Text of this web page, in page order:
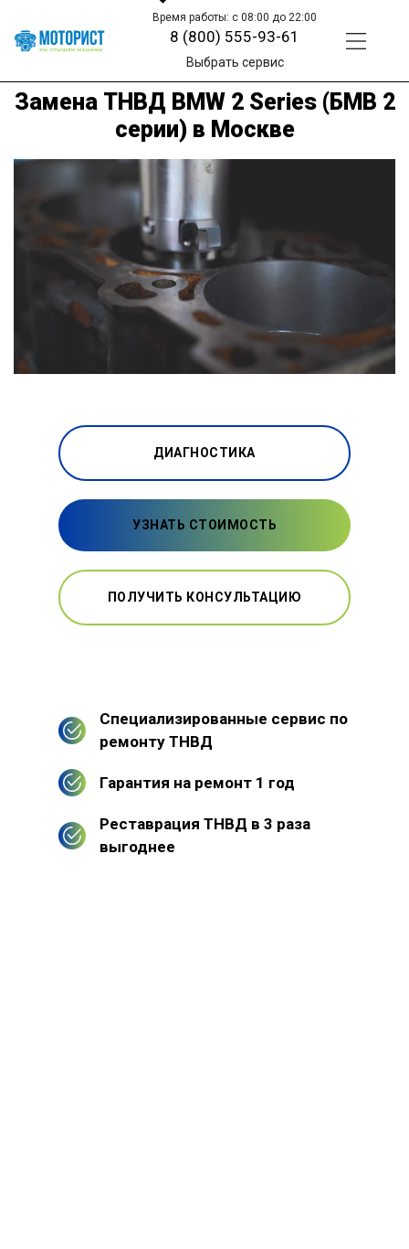
Время работы: с 08:00 до 22:00
8 (800) 555-93-61
Выбрать сервис
Замена ТНВД BMW 2 Series (БМВ 2
серии) в Москве
ДИАГНОСТИКА
УЗНАТЬ СТОИМОСТЬ
ПОЛУЧИТЬ КОНСУЛЬТАЦИЮ
Специализированные сервис по
ремонту ТНВД
Гарантия на ремонт 1 год
Реставрация ТНВД в 3 раза
выгоднее